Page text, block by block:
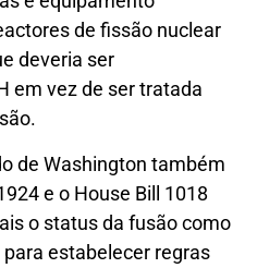
de fissão nuclear
deveria ser
em vez de ser tratada
de Washington também
e o House Bill 1018
o status da fusão como
estabelecer regras